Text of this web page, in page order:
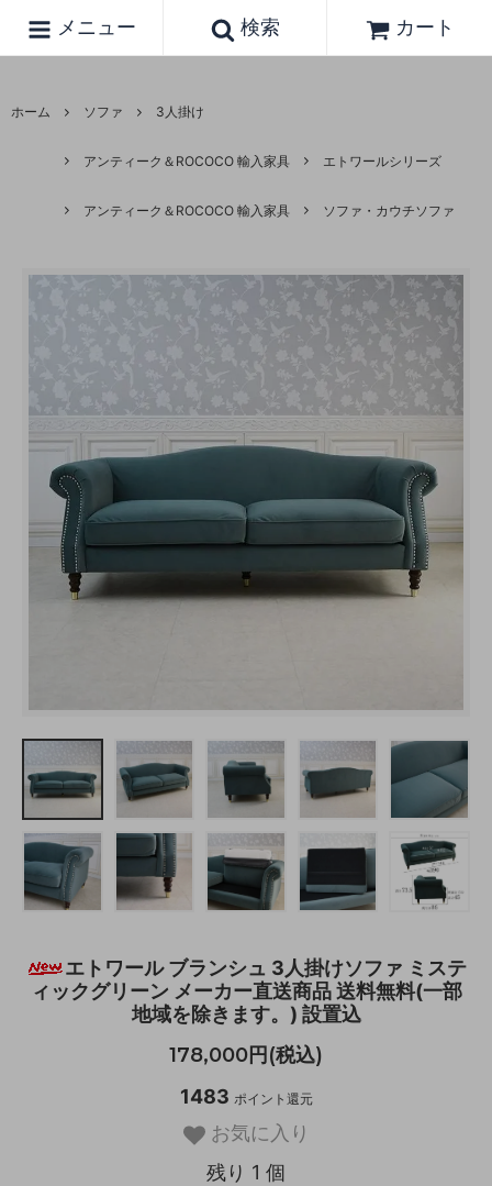
メニュー 検索 カート
ホーム ソファ 3人掛け
アンティーク＆ROCOCO 輸入家具 エトワールシリーズ
アンティーク＆ROCOCO 輸入家具 ソファ・カウチソファ
エトワール ブランシュ 3人掛けソファ ミステ
ィックグリーン メーカー直送商品 送料無料(一部
地域を除きます。) 設置込
178,000円(税込)
1483 ポイント還元
お気に入り
残り 1 個